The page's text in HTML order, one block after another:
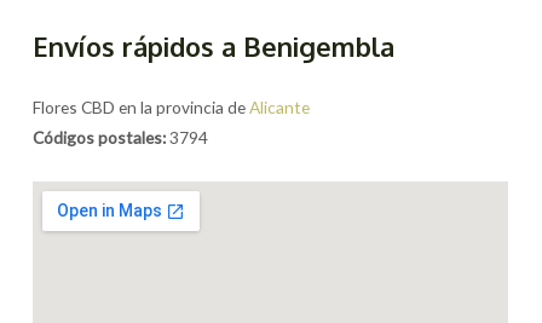
Envíos rápidos a Benigembla
Flores CBD en la provincia deAlicante
Códigos postales:3794